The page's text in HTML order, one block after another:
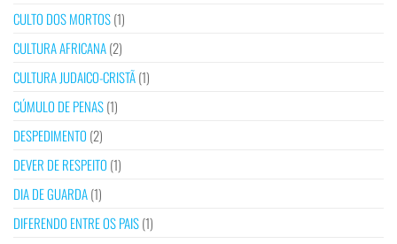
CULTO DOS MORTOS(1)
CULTURA AFRICANA(2)
CULTURA JUDAICO-CRISTÃ(1)
CÚMULO DE PENAS(1)
DESPEDIMENTO (2)
DEVER DE RESPEITO (1)
DIA DE GUARDA(1)
DIFERENDO ENTRE OS PAIS(1)